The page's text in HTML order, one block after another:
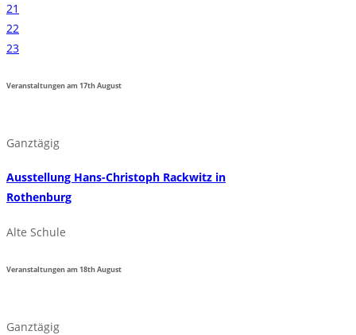
21
22
23
Veranstaltungen am17thAugust
Ganztägig
Ausstellung Hans-Christoph Rackwitz in
Rothenburg
Alte Schule
Veranstaltungen am18thAugust
Ganztägig